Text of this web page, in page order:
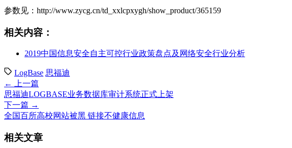
参数见：http://www.zycg.cn/td_xxlcpxygh/show_product/365159
相关内容：
2019中国信息安全自主可控行业政策盘点及网络安全行业分析
LogBase 思福迪
← 上一篇
思福迪LOGBASE业务数据库审计系统正式上架
下一篇 →
全国百所高校网站被黑 链接不健康信息
相关文章